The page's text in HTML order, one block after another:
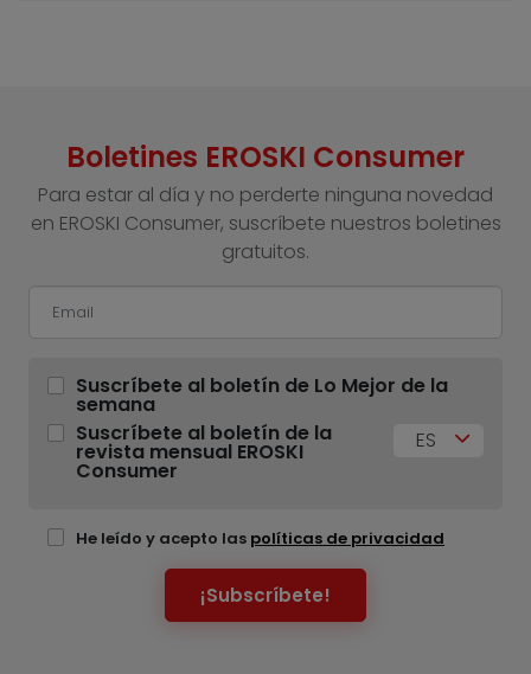
Boletines EROSKI Consumer
Para estar al día y no perderte ninguna novedad
en EROSKI Consumer, suscríbete nuestros boletines
gratuitos.
Suscríbete al boletín de Lo Mejor de la
semana
Suscríbete al boletín de la
revista mensual EROSKI
Consumer
ES
He leído y acepto las políticas de privacidad
¡Subscríbete!